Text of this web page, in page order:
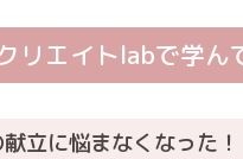
リエイトlabで学ん
立に悩まなくなった！